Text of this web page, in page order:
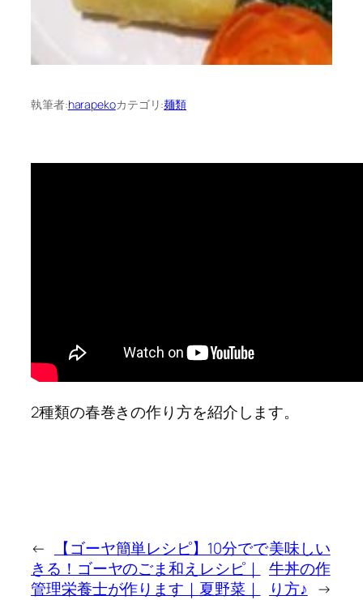
執筆者:harapekoカテゴリ:麺類
2種類の春巻きの作り方を紹介します。
←
【ゴーヤ簡単レシピ】10分でで
きる！ゴーヤのごま和えレシピ｜
管理栄養士が作ります｜夏野菜｜
美味しい
牛丼の作
り方♪ →